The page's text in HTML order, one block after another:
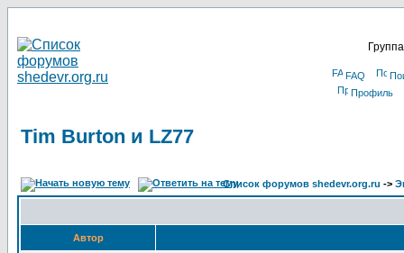
FAQ
Профиль
Tim Burton и LZ77
Список форумов shedevr.org.ru ->
Автор